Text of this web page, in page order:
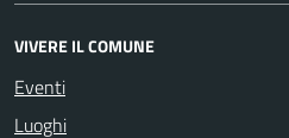
VIVERE IL COMUNE
Eventi
Luoghi